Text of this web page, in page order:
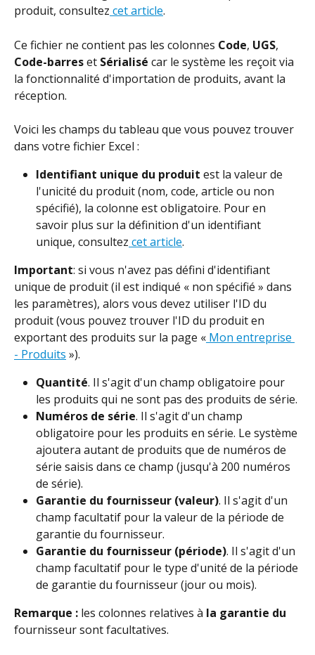
produit, consultez cet article.
Ce fichier ne contient pas les colonnes Code, UGS,
Code-barres et Sérialisé car le système les reçoit via
la fonctionnalité d'importation de produits, avant la
réception.
Voici les champs du tableau que vous pouvez trouver
dans votre fichier Excel :
Identifiant unique du produit est la valeur de
l'unicité du produit (nom, code, article ou non
spécifié), la colonne est obligatoire. Pour en
savoir plus sur la définition d'un identifiant
unique, consultez cet article.
Important: si vous n'avez pas défini d'identifiant
unique de produit (il est indiqué « non spécifié » dans
les paramètres), alors vous devez utiliser l'ID du
produit (vous pouvez trouver l'ID du produit en
exportant des produits sur la page « Mon entreprise
- Produits »).
Quantité. Il s'agit d'un champ obligatoire pour
les produits qui ne sont pas des produits de série.
Numéros de série. Il s'agit d'un champ
obligatoire pour les produits en série. Le système
ajoutera autant de produits que de numéros de
série saisis dans ce champ (jusqu'à 200 numéros
de série).
Garantie du fournisseur (valeur). Il s'agit d'un
champ facultatif pour la valeur de la période de
garantie du fournisseur.
Garantie du fournisseur (période). Il s'agit d'un
champ facultatif pour le type d'unité de la période
de garantie du fournisseur (jour ou mois).
Remarque : les colonnes relatives à la garantie du
fournisseur sont facultatives.